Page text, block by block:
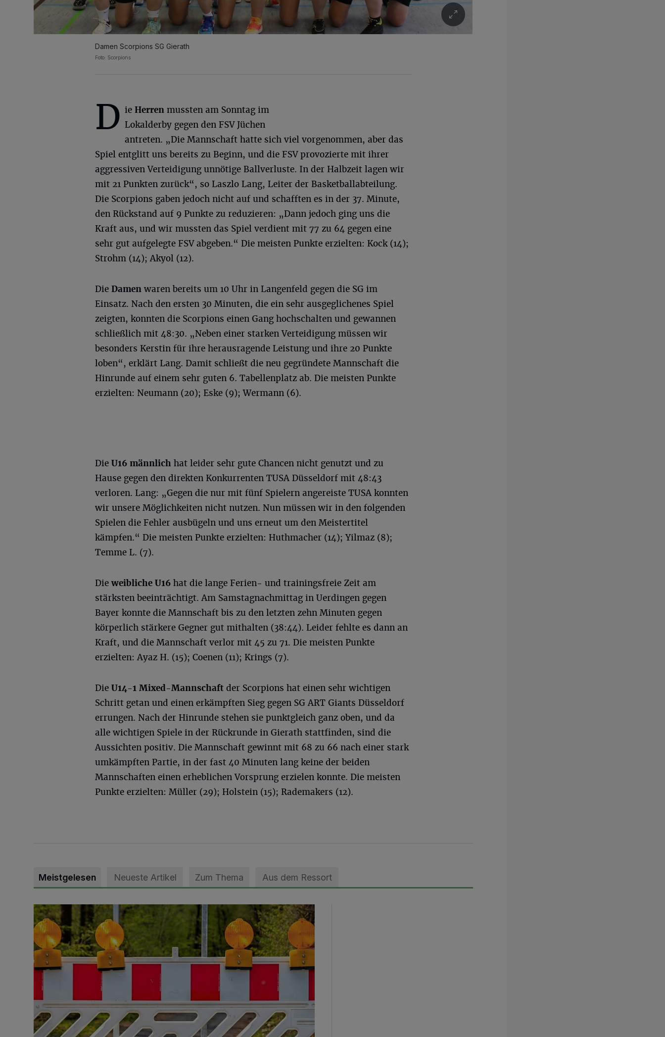
Damen Scorpions SG Gierath
Foto: Scorpions
D ie Herren mussten am Sonntag im
Lokalderby gegen den FSV Jüchen
antreten. „Die Mannschaft hatte sich viel vorgenommen, aber das
Spiel entglitt uns bereits zu Beginn, und die FSV provozierte mit ihrer
aggressiven Verteidigung unnötige Ballverluste. In der Halbzeit lagen wir
mit 21 Punkten zurück“, so Laszlo Lang, Leiter der Basketballabteilung.
Die Scorpions gaben jedoch nicht auf und schafften es in der 37. Minute,
den Rückstand auf 9 Punkte zu reduzieren: „Dann jedoch ging uns die
Kraft aus, und wir mussten das Spiel verdient mit 77 zu 64 gegen eine
sehr gut aufgelegte FSV abgeben.“ Die meisten Punkte erzielten: Kock (14);
Strohm (14); Akyol (12).
Die Damen waren bereits um 10 Uhr in Langenfeld gegen die SG im
Einsatz. Nach den ersten 30 Minuten, die ein sehr ausgeglichenes Spiel
zeigten, konnten die Scorpions einen Gang hochschalten und gewannen
schließlich mit 48:30. „Neben einer starken Verteidigung müssen wir
besonders Kerstin für ihre herausragende Leistung und ihre 20 Punkte
loben“, erklärt Lang. Damit schließt die neu gegründete Mannschaft die
Hinrunde auf einem sehr guten 6. Tabellenplatz ab. Die meisten Punkte
erzielten: Neumann (20); Eske (9); Wermann (6).
Die U16 männlich hat leider sehr gute Chancen nicht genutzt und zu
Hause gegen den direkten Konkurrenten TUSA Düsseldorf mit 48:43
verloren. Lang: „Gegen die nur mit fünf Spielern angereiste TUSA konnten
wir unsere Möglichkeiten nicht nutzen. Nun müssen wir in den folgenden
Spielen die Fehler ausbügeln und uns erneut um den Meistertitel
kämpfen.“ Die meisten Punkte erzielten: Huthmacher (14); Yilmaz (8);
Temme L. (7).
Dieweibliche U16 hat die lange Ferien- und trainingsfreie Zeit am
stärksten beeinträchtigt. Am Samstagnachmittag in Uerdingen gegen
Bayer konnte die Mannschaft bis zu den letzten zehn Minuten gegen
körperlich stärkere Gegner gut mithalten (38:44). Leider fehlte es dann an
Kraft, und die Mannschaft verlor mit 45 zu 71. Die meisten Punkte
erzielten: Ayaz H. (15); Coenen (11); Krings (7).
Die U14-1 Mixed-Mannschaft der Scorpions hat einen sehr wichtigen
Schritt getan und einen erkämpften Sieg gegen SG ART Giants Düsseldorf
errungen. Nach der Hinrunde stehen sie punktgleich ganz oben, und da
alle wichtigen Spiele in der Rückrunde in Gierath stattfinden, sind die
Aussichten positiv. Die Mannschaft gewinnt mit 68 zu 66 nach einer stark
umkämpften Partie, in der fast 40 Minuten lang keine der beiden
Mannschaften einen erheblichen Vorsprung erzielen konnte. Die meisten
Punkte erzielten: Müller (29); Holstein (15); Rademakers (12).
Meistgelesen Neueste Artikel Zum Thema Aus dem Ressort
Vollsperrung der Talstraße in Grevenbroich-Kapellen